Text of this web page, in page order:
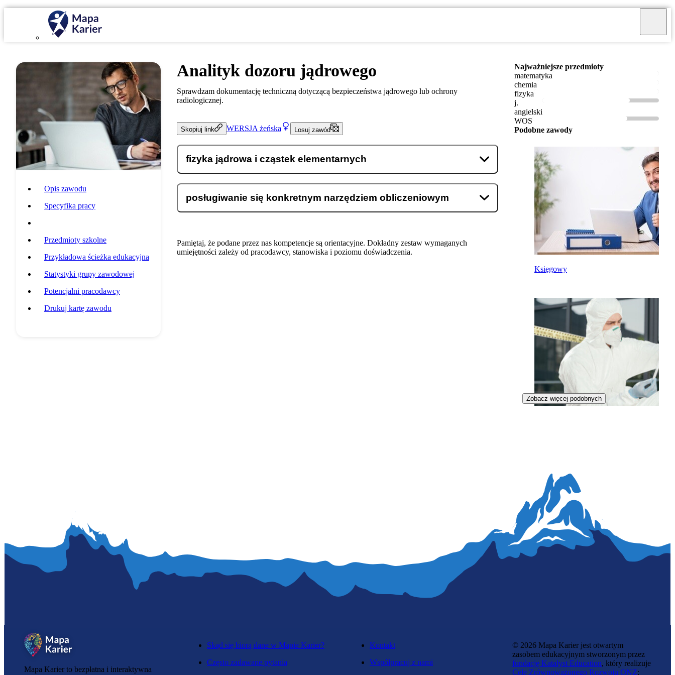
Opis zawodu
Specyfika pracy
Przedmioty szkolne
Przykładowa ścieżka edukacyjna
Statystyki grupy zawodowej
Potencjalni pracodawcy
Drukuj kartę zawodu
Analityk dozoru jądrowego
Sprawdzam dokumentację techniczną dotyczącą bezpieczeństwa jądrowego lub ochrony
radiologicznej.
Skopiuj link WERSJA żeńska Losuj zawód
fizyka jądrowa i cząstek elementarnych
posługiwanie się konkretnym narzędziem obliczeniowym
Pamiętaj, że podane przez nas kompetencje są orientacyjne. Dokładny zestaw wymaganych
umiejętności zależy od pracodawcy, stanowiska i poziomu doświadczenia.
Najważniejsze przedmioty
matematyka
chemia
fizyka
j.
angielski
WOS
Podobne zawody
Księgowy
Zobacz więcej podobnych
Mapa Karier to bezpłatna i interaktywna
Skąd się biorą dane w Mapie Karier?
Często zadawane pytania
Kontakt
Współpracuj z nami
© 2026 Mapa Karier jest otwartym
zasobem edukacyjnym stworzonym przez
fundację Katalyst Education, który realizuje
Cele Zrównoważonego Rozwoju ONZ: